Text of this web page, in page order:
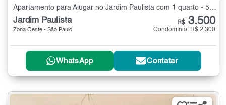
Apartamento para Alugar no Jardim Paulista com 1 quarto - 58 m²
Jardim Paulista
Zona Oeste - São Paulo
R$ 3.500
Condomínio: R$ 2.300
WhatsApp Contatar